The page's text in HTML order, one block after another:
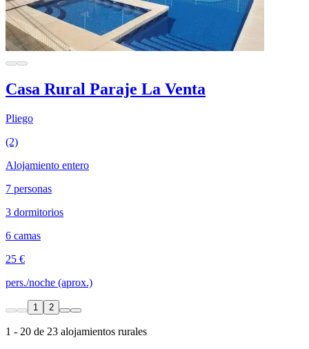
Casa Rural Paraje La Venta
Pliego
(2)
Alojamiento entero
7 personas
3 dormitorios
6 camas
25 €
pers./noche (aprox.)
1 2
1 - 20 de 23 alojamientos rurales